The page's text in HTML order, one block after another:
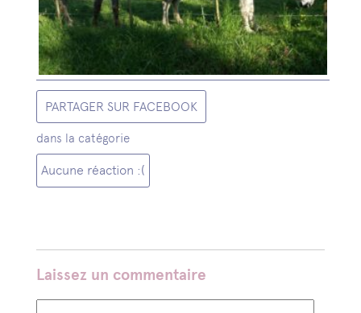
PARTAGER SUR FACEBOOK
dans la catégorie
Aucune réaction :(
Laissez un commentaire